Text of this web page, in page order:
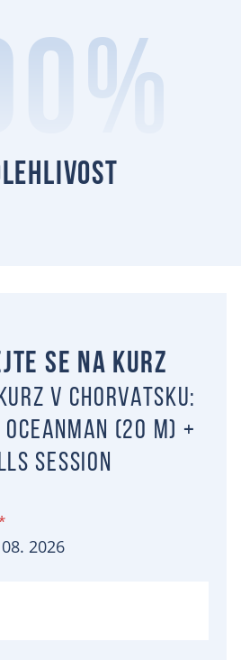
se na kurz
v Chorvatsku:
(20 m) +
session